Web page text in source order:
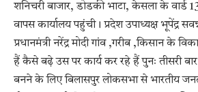
शनिचरी बाजार, डोडकी भाटा, केसला के वार्ड
वापस कार्यालय पहुंची। प्रदेश उपाध्यक्ष भूपेंद्र
प्रधानमंत्री नरेंद्र मोदी गांव ,गरीब ,किसान के
हैं कैसे बढ़े उस पर कार्य कर रहे हैं पुनः तीसरी बार
बनने के लिए बिलासपुर लोकसभा से भारतीय जनता